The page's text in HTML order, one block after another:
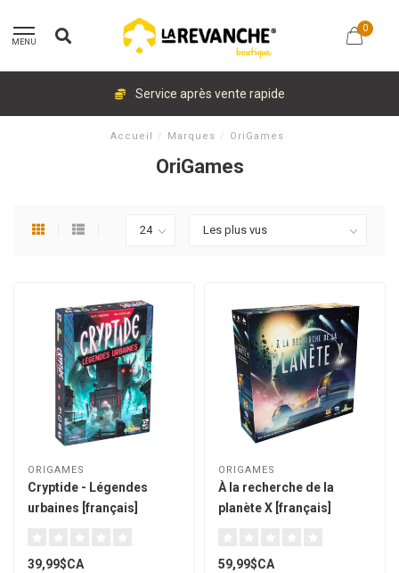
MENU
0
Service après vente rapide
Accueil / Marques / OriGames
OriGames
ORIGAMES
Cryptide - Légendes
urbaines [français]
39,99$CA
ORIGAMES
À la recherche de la
planète X [français]
59,99$CA